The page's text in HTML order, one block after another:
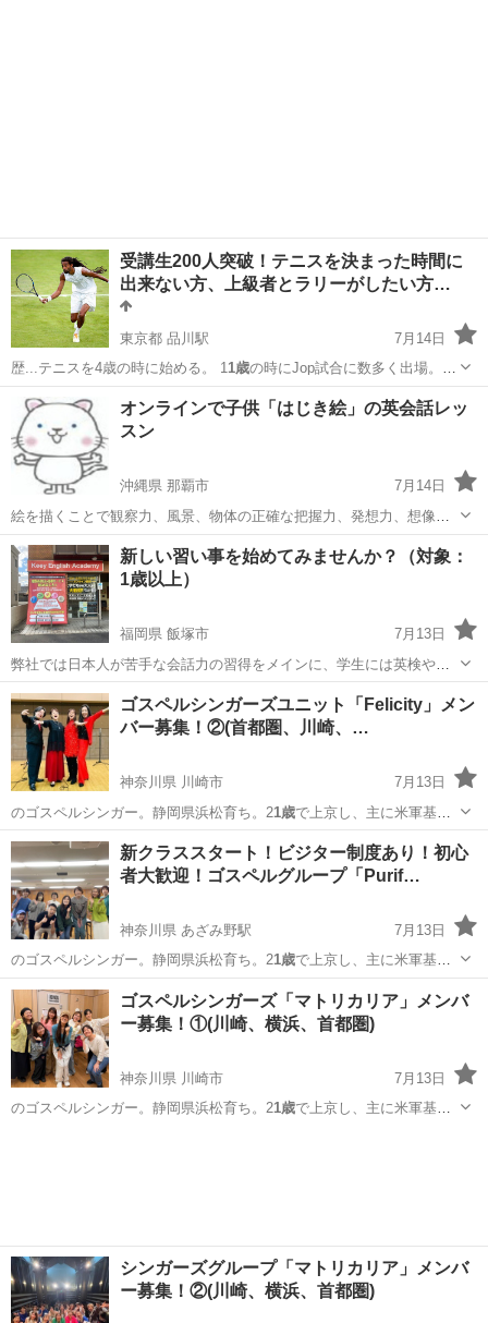
受講生200人突破！テニスを決まった時間に
出来ない方、上級者とラリーがしたい方…
東京都 品川駅
7月14日
歴...テニスを4歳の時に始める。 11歳の時にJop試合に数多く出場。
14歳…
東京 港区 品川駅 テニス
オンラインで子供「はじき絵」の英会話レッ
スン
沖縄県 那覇市
7月14日
絵を描くことで観察力、風景、物体の正確な把握力、発想力、想像
力、創造力などたくさんの能力を鍛えることができてしまうんです。
英語の環境の中で大好きなアートを通して、自然と生きた英会話に触
れることができます。 そして、絵を...
沖縄 那覇市 英会話 英会話レッスン
新しい習い事を始めてみませんか？（対象：
1歳以上）
福岡県 飯塚市
7月13日
弊社では日本人が苦手な会話力の習得をメインに、学生には英検や受
験対策も行なっております。 弊社の特徴は「月謝制ではなく、好きな
日に通える」という事です。 弊社には留学や海外で働いていた経験の
ある日本人スタッフや外国人...
福岡 飯塚市
ゴスペルシンガーズユニット「Felicity」メン
バー募集！②(首都圏、川崎、…
神奈川県 川崎市
7月13日
のゴスペルシンガー。静岡県浜松育ち。21歳で上京し、主に米軍基地
でライブ活動を展…
神奈川 川崎市 レッスン
新クラススタート！ビジター制度あり！初心
者大歓迎！ゴスペルグループ「Purif…
神奈川県 あざみ野駅
7月13日
のゴスペルシンガー。静岡県浜松育ち。21歳で上京し、主に米軍基地
でライブ活動を展…
神奈川 横浜市 ボーカル 美幸
ゴスペルシンガーズ「マトリカリア」メンバ
ー募集！①(川崎、横浜、首都圏)
神奈川県 川崎市
7月13日
のゴスペルシンガー。静岡県浜松育ち。21歳で上京し、主に米軍基地
シンガーズグループ「マトリカリア」メンバ
ー募集！②(川崎、横浜、首都圏)